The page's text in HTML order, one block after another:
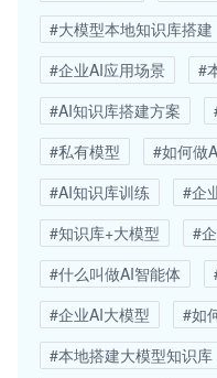
#大模型本地知识库搭建
#企业AI应用场景
#
#AI知识库搭建方案
#私有模型
#如何做
#AI知识库训练
#企
#知识库+大模型
#
#什么叫做AI智能体
#企业AI大模型
#如
#本地搭建大模型知识库